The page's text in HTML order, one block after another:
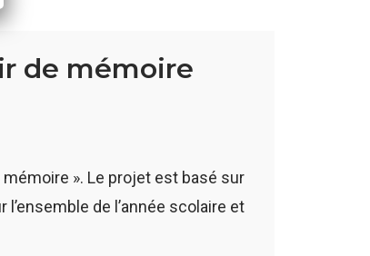
de mémoire
». Le projet est basé sur
de l’année scolaire et